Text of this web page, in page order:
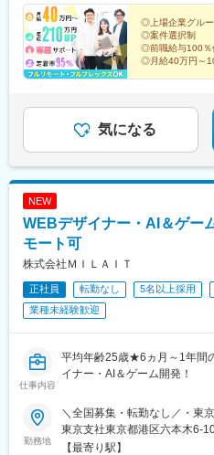
2分／「梅田駅」から徒歩5分
神4-6-28 いちご天神ノースビ
6分／「西鉄福岡（天神）駅」
オフィス敷地内全面禁煙※今回
道府県すべてで勤務可能です
◎上場企業グル
◎案件選択制
◎前職給与100％
◎月給40万円～
～数字でわかる
を～
気になる
NEW
WEBデザイナー・AI＆ゲー
モート可
株式会社ＭＩＬＡＩＴ
正社員 転勤なし 5名以上採用
業種未経験歓迎
仕事内容
平均年齢25歳★6ヵ月～1年間
イナー・AI＆ゲーム開発！
勤務地
＼全国募集・転勤なし／・東
東京支社東京都港区六本木6-
社：大阪府大阪市北区梅田2-
【最寄り駅】